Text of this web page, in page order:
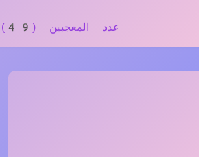
عدد المعجبين (49) لاعب